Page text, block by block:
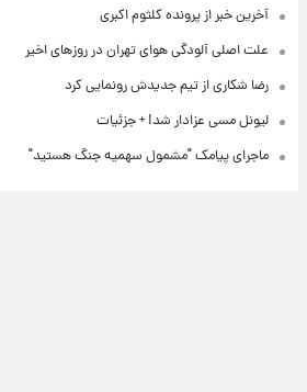
آخرین خبر از پرونده کلثوم اکبری
علت اصلی آلودگی هوای تهران در روزهای اخیر
رضا شکاری از تیم جدیدش رونمایی کرد
لیونل مسی عزادار شد! + جزئیات
ماجرای پیامک "مشمول سهمیه جنگ هستید"